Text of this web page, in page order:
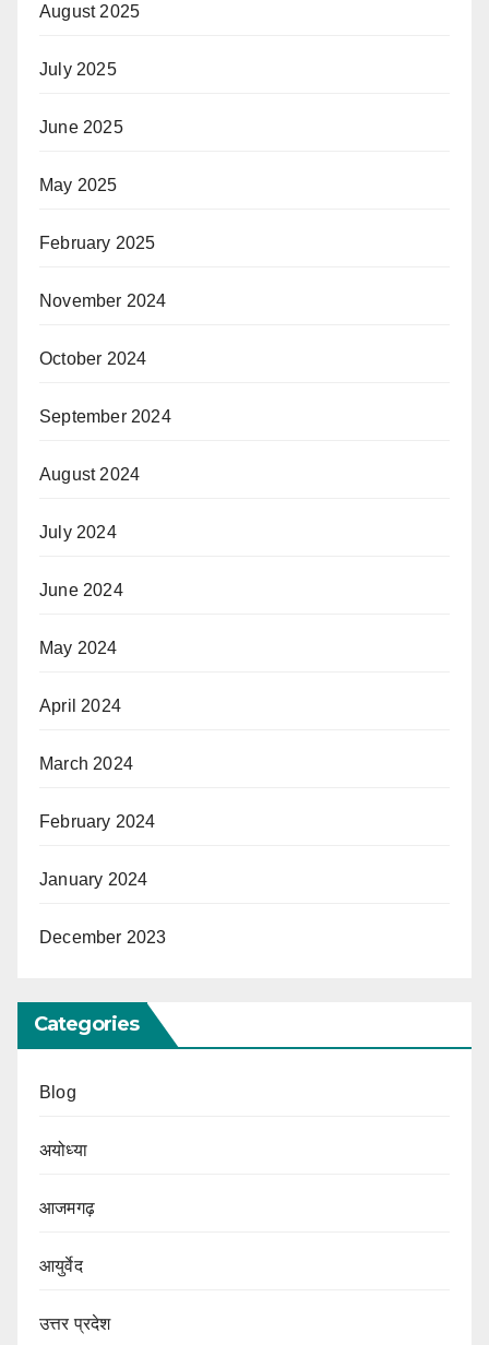
August 2025
July 2025
June 2025
May 2025
February 2025
November 2024
October 2024
September 2024
August 2024
July 2024
June 2024
May 2024
April 2024
March 2024
February 2024
January 2024
December 2023
Categories
Blog
अयोध्या
आजमगढ़
आयुर्वेद
उत्तर प्रदेश